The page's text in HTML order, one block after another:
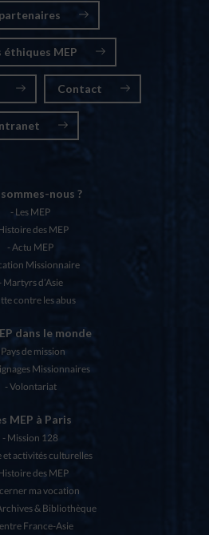
éthiques MEP
Contact
nous ?
Les MEP
des MEP
Actu MEP
Missionnaire
Martyrs d’Asie
contre les abus
dans le monde
Pays de mission
Missionnaires
Volontariat
MEP à Paris
Mission 128
et activités culturelles
des MEP
ma vocation
& Bibliothèque
France-Asie